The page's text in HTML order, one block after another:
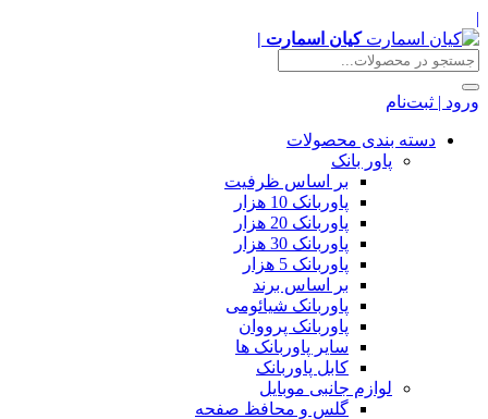
|
کیان اسمارت |
ورود | ثبت‌نام
دسته بندی محصولات
پاور بانک
بر اساس ظرفیت
پاوربانک 10 هزار
پاوربانک 20 هزار
پاوربانک 30 هزار
پاوربانک 5 هزار
بر اساس برند
پاوربانک شیائومی
پاوربانک پرووان
سایر پاوربانک ها
کابل پاوربانک
لوازم جانبی موبایل
گلس و محافظ صفحه